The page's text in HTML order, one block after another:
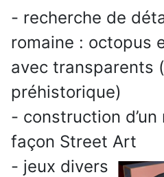
- recherche de
romaine : octopus
avec transparents
préhistorique)
- construction
façon Street Art
- jeux divers